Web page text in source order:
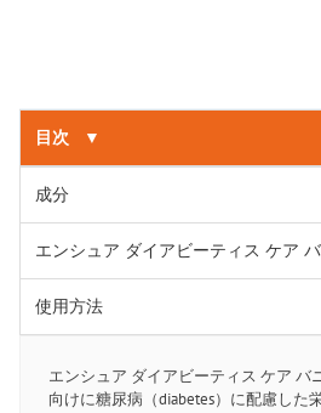
目次 ▼
成分
エンシュア ダイアビーティス ケア
使用方法
エンシュア ダイアビーティス ケア バ
向けに糖尿病（diabetes）に配慮した